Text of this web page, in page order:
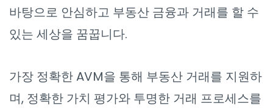
바탕으로 안심하고 부동산 금융과 거래를 할 수
있는 세상을 꿈꿉니다.
가장 정확한 AVM을 통해 부동산 거래를 지원하
며, 정확한 가치 평가와 투명한 거래 프로세스를